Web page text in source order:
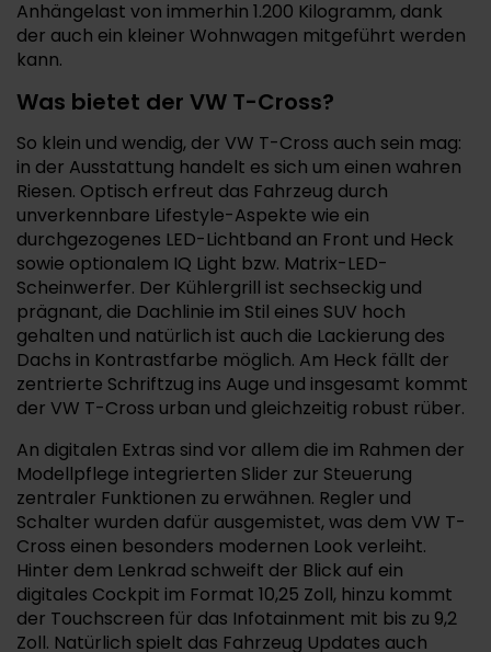
Anhängelast von immerhin 1.200 Kilogramm, dank
der auch ein kleiner Wohnwagen mitgeführt werden
kann.
Was bietet der VW T-Cross?
So klein und wendig, der VW T-Cross auch sein mag:
in der Ausstattung handelt es sich um einen wahren
Riesen. Optisch erfreut das Fahrzeug durch
unverkennbare Lifestyle-Aspekte wie ein
durchgezogenes LED-Lichtband an Front und Heck
sowie optionalem IQ Light bzw. Matrix-LED-
Scheinwerfer. Der Kühlergrill ist sechseckig und
prägnant, die Dachlinie im Stil eines SUV hoch
gehalten und natürlich ist auch die Lackierung des
Dachs in Kontrastfarbe möglich. Am Heck fällt der
zentrierte Schriftzug ins Auge und insgesamt kommt
der VW T-Cross urban und gleichzeitig robust rüber.
An digitalen Extras sind vor allem die im Rahmen der
Modellpflege integrierten Slider zur Steuerung
zentraler Funktionen zu erwähnen. Regler und
Schalter wurden dafür ausgemistet, was dem VW T-
Cross einen besonders modernen Look verleiht.
Hinter dem Lenkrad schweift der Blick auf ein
digitales Cockpit im Format 10,25 Zoll, hinzu kommt
der Touchscreen für das Infotainment mit bis zu 9,2
Zoll. Natürlich spielt das Fahrzeug Updates auch